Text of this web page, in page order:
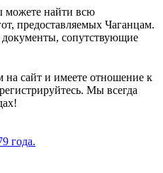
можете найти всю
предоставляемых Чаганцам.
сопутствующие
сайт и имеете отношение к
Мы всегда
года.